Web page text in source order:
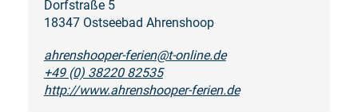
Dorfstraße 5
18347 Ostseebad Ahrenshoop
ahrenshooper-ferien@t-online.de
+49 (0) 38220 82535
http://www.ahrenshooper-ferien.de